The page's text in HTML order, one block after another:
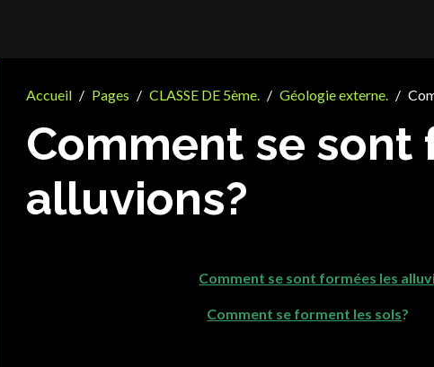
Accueil Pages CLASSE DE 5ème. Géologie externe.
Comment se sont
alluvions?
Comment se sont formées les
Comment se forment les sols?